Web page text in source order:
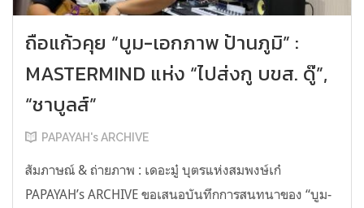
ถือแก้วคุย “บูม-เอกภาพ ป้านภูมิ” :
MASTERMIND แห่ง “ไปส่งกู บขส. ดู๊”,
“ชาบูลส์”
PAPAYAH's ARCHIVE
สัมภาษณ์ & ถ่ายภาพ : เดอะมู๋ บุตรแห่งสมพงษ์เก๋
PAPAYAH’s ARCHIVE ขอเสนอบันทึกการสนทนาของ “บูม-